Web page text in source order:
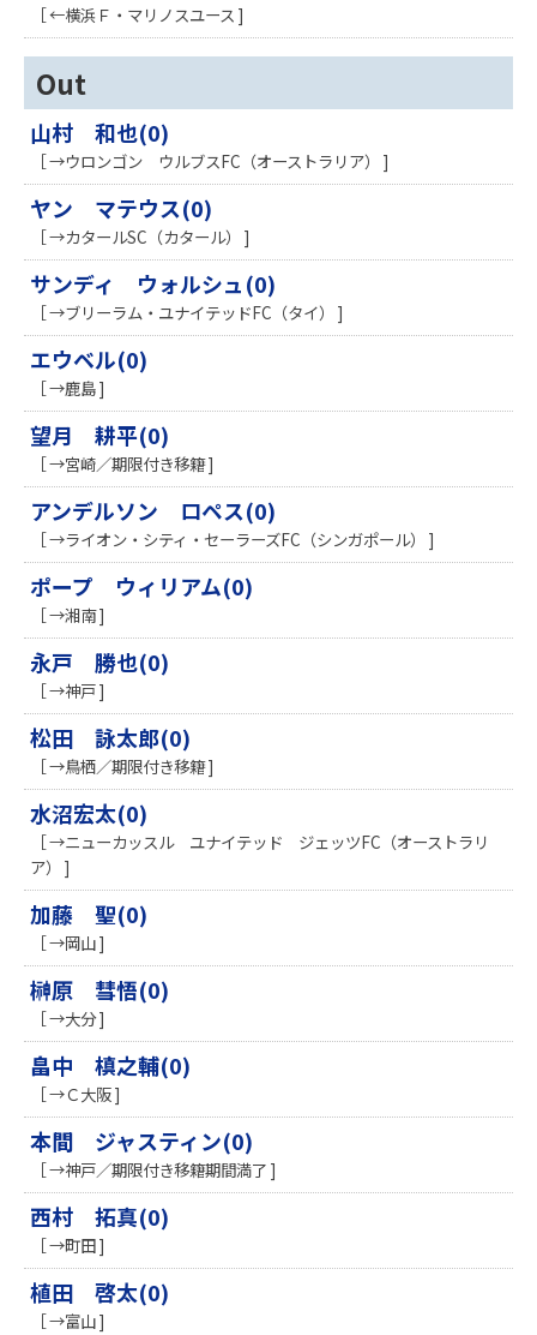
［ ←横浜Ｆ・マリノスユース ]
Out
山村 和也(0)
［ →ウロンゴン ウルブスFC（オーストラリア） ]
ヤン マテウス(0)
［ →カタールSC（カタール） ]
サンディ ウォルシュ(0)
［ →ブリーラム・ユナイテッドFC（タイ） ]
エウベル(0)
［ →鹿島 ]
望月 耕平(0)
［ →宮崎／期限付き移籍 ]
アンデルソン ロペス(0)
［ →ライオン・シティ・セーラーズFC（シンガポール） ]
ポープ ウィリアム(0)
［ →湘南 ]
永戸 勝也(0)
［ →神戸 ]
松田 詠太郎(0)
［ →鳥栖／期限付き移籍 ]
水沼宏太(0)
［ →ニューカッスル ユナイテッド ジェッツFC（オーストラリ
ア） ]
加藤 聖(0)
［ →岡山 ]
榊原 彗悟(0)
［ →大分 ]
畠中 槙之輔(0)
［ →Ｃ大阪 ]
本間 ジャスティン(0)
［ →神戸／期限付き移籍期間満了 ]
西村 拓真(0)
［ →町田 ]
植田 啓太(0)
［ →富山 ]